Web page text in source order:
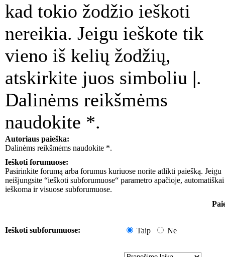
kad tokio žodžio ieškoti
nereikia. Jeigu ieškote tik
vieno iš kelių žodžių,
atskirkite juos simboliu |.
Dalinėms reikšmėms
naudokite *.
Autoriaus paieška:
Dalinėms reikšmėms naudokite *.
Ieškoti forumuose:
Pasirinkite forumą arba forumus kuriuose norite atlikti paiešką. Jeigu
neišjungsite “ieškoti subforumuose“ parametro apačioje,
ieškoma ir visuose subforumuose.
Ieškoti subforumuose: Taip Ne